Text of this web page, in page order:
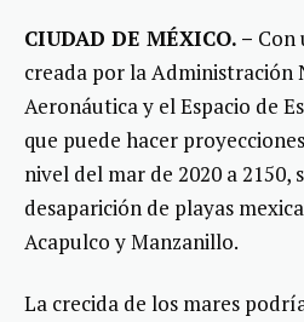
CIUDAD DE MÉXICO. – Con
creada por la Administración
Aeronáutica y el Espacio de
que puede hacer
nivel del mar de 2020 a
desaparición de playas
Acapulco y Manzanillo.
La crecida de los mares